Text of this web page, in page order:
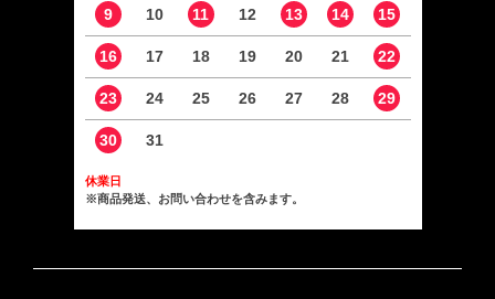
9 10 11 12 13 14 15
16 17 18 19 20 21 22
23 24 25 26 27 28 29
30 31
休業日
※商品発送、お問い合わせを含みます。